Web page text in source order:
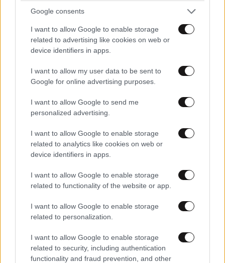
Google consents
I want to allow Google to enable storage
related to advertising like cookies on web or
device identifiers in apps.
I want to allow my user data to be sent to
Google for online advertising purposes.
I want to allow Google to send me
personalized advertising.
I want to allow Google to enable storage
related to analytics like cookies on web or
device identifiers in apps.
I want to allow Google to enable storage
related to functionality of the website or app.
I want to allow Google to enable storage
related to personalization.
I want to allow Google to enable storage
related to security, including authentication
functionality and fraud prevention, and other
Άνδρος: Εκεί όπου η κυκλαδίτικη φύση συναντά
και μάθετε πρώτοι όλες τις ειδήσεις